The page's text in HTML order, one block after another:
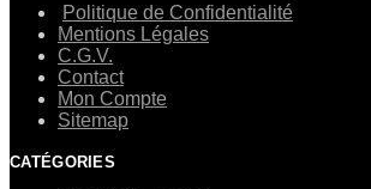
Politique de Confidentialité
Mentions Légales
C.G.V.
Contact
Mon Compte
Sitemap
CATÉGORIES